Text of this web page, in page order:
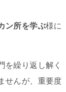
ン所を学ぶ様に
繰り返し解く
せんが、重要度